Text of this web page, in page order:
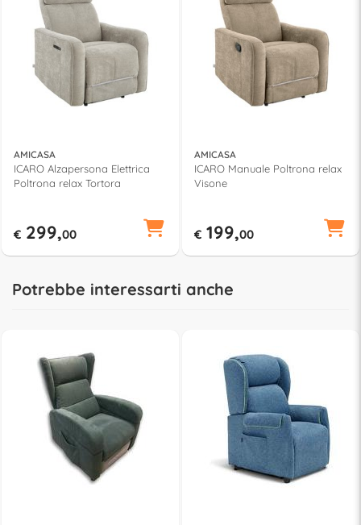
AMICASA
ICARO Alzapersona Elettrica
Poltrona relax Tortora
€ 299,00
AMICASA
ICARO Manuale Poltrona relax
Visone
€ 199,00
Potrebbe interessarti anche